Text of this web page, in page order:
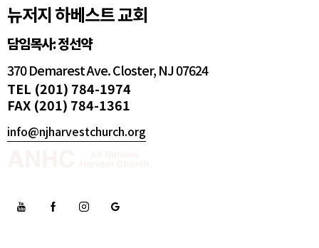
뉴저지 하베스트 교회
담임목사: 정선약
370 Demarest Ave. Closter, NJ 07624
TEL (201) 784-1974
FAX (201) 784-1361
info@njharvestchurch.org